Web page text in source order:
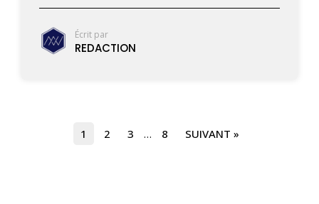
Écrit par
REDACTION
1 2 3 … 8 SUIVANT »